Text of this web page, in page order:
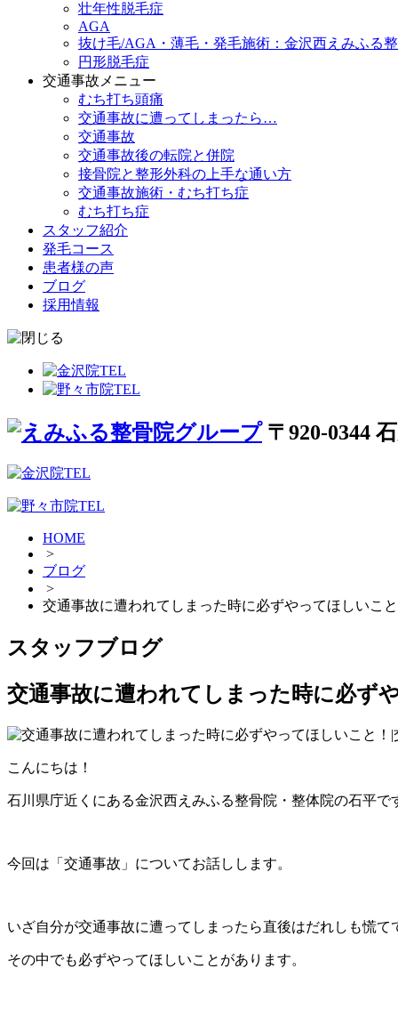
壮年性脱毛症
AGA
抜け毛/AGA・薄毛・発毛施術：金沢西えみふる
円形脱毛症
交通事故メニュー
むち打ち頭痛
交通事故に遭ってしまったら…
交通事故
交通事故後の転院と併院
接骨院と整形外科の上手な通い方
交通事故施術・むち打ち症
むち打ち症
スタッフ紹介
発毛コース
患者様の声
ブログ
採用情報
〒920-0344
HOME
>
ブログ
>
交通事故に遭われてしまった時に必ずやってほしいこ
スタッフブログ
交通事故に遭われてしまった時に必ず
こんにちは！
石川県庁近くにある金沢西えみふる整骨院・整体院の石平で
今回は「交通事故」についてお話しします。
いざ自分が交通事故に遭ってしまったら直後はだれしも慌て
その中でも必ずやってほしいことがあります。